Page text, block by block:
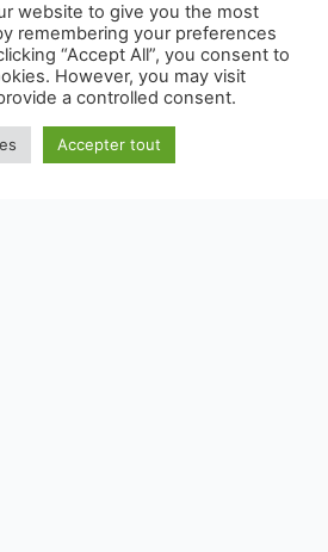
vous acceptez nos conditions
website to give you the most
remembering your preferences
“Accept All”, you consent to
However, you may visit
a controlled consent.
Accepter tout